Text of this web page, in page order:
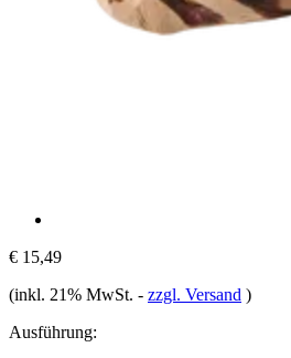
€ 15,49
(inkl. 21% MwSt. - zzgl. Versand )
Ausführung: